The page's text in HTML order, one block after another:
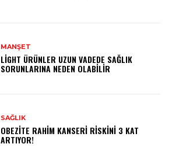
MANŞET
LIGHT ÜRÜNLER UZUN VADEDE SAĞLIK
SORUNLARINA NEDEN OLABILIR
SAĞLIK
OBEZITE RAHIM KANSERI RISKINI 3 KAT
ARTIYOR!